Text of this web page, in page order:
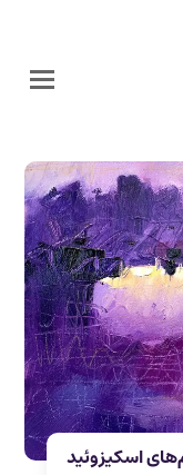
اسکیزوئید